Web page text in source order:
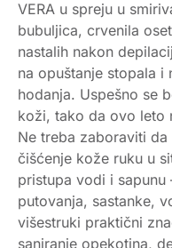
VERA u spreju u
bubuljica, crvenila
nastalih nakon
na opuštanje stopala i
hodanja. Uspešno se
koži, tako da ovo leto
Ne treba zaboraviti
čišćenje kože ruku u
pristupa vodi i
putovanja, sastanke,
višestruki praktični
saniranje opekotina,